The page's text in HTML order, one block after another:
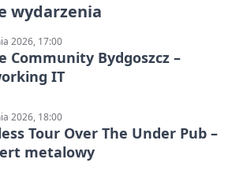
wydarzenia
2026, 17:00
Community Bydgoszcz –
IT
2026, 18:00
Tour Over The Under Pub –
metalowy